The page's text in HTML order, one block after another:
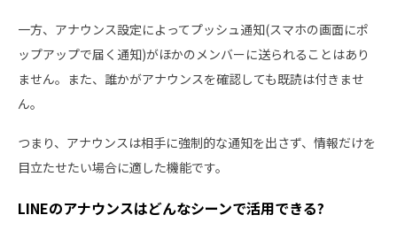
一方、アナウンス設定によってプッシュ通知(スマホの画面にポ
ップアップで届く通知)がほかのメンバーに送られることはあり
ません。また、誰かがアナウンスを確認しても既読は付きませ
ん。
つまり、アナウンスは相手に強制的な通知を出さず、情報だけを
目立たせたい場合に適した機能です。
LINEのアナウンスはどんなシーンで活用できる?